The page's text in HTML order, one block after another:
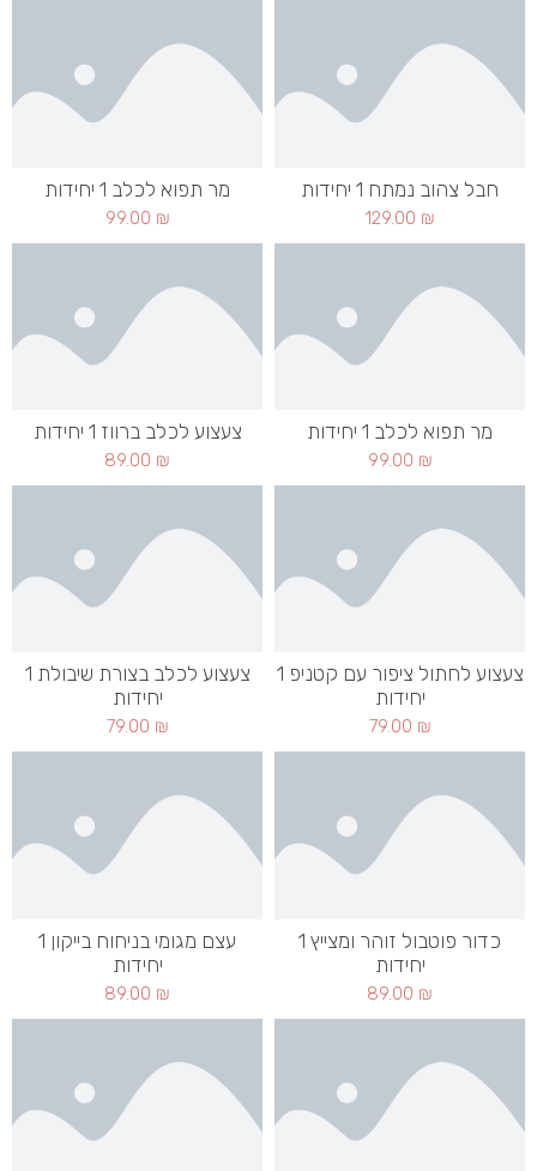
חבל צהוב נמתח 1 יחידות
129.00 ₪
מר תפוא לכלב 1 יחידות
99.00 ₪
מר תפוא לכלב 1 יחידות
99.00 ₪
צעצוע לכלב ברווז 1 יחידות
89.00 ₪
צעצוע לחתול ציפור עם קטניפ 1
יחידות
79.00 ₪
צעצוע לכלב בצורת שיבולת 1
יחידות
79.00 ₪
כדור פוטבול זוהר ומצייץ 1
יחידות
89.00 ₪
עצם מגומי בניחוח בייקון 1
יחידות
89.00 ₪